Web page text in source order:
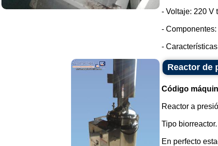
- Voltaje: 220 V
-
-
Reactor de
Código
Reactor a
Tipo biorreactor.
En perfecto